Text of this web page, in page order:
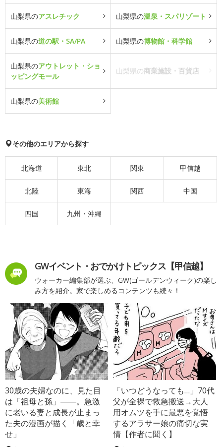
山梨県のアスレチック 山梨県の温泉・スパリゾート
山梨県の道の駅・SA/PA 山梨県の博物館・科学館
山梨県のアウトレット・ショ
ッピングモール
山梨県の商業施設・百貨店
山梨県の美術館
その他のエリアから探す
北海道 東北 関東 甲信越
北陸 東海 関西 中国
四国 九州・沖縄
GWイベント・おでかけトピックス【甲信越】
ウォーカー編集部が選ぶ、GW(ゴールデンウィーク)の楽し
み方を紹介。家で楽しめるコンテンツも続々！
30歳の夫婦なのに、見た目
は「祖母と孫」――。急激
に老いる妻と成長が止まっ
た夫の漫画が描く「歳と幸
せ」
「いつどうなっても…」70代
父が全裸で救急搬送→大人
用オムツを手に最悪を覚悟
するアラサー娘の痛切な実
情【作者に聞く】